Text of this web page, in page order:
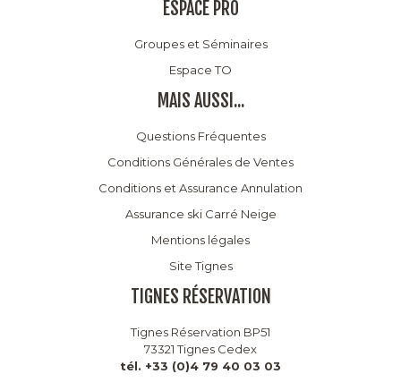
ESPACE PRO
Groupes et Séminaires
Espace TO
MAIS AUSSI...
Questions Fréquentes
Conditions Générales de Ventes
Conditions et Assurance Annulation
Assurance ski Carré Neige
Mentions légales
Site Tignes
TIGNES RÉSERVATION
Tignes Réservation BP51
73321 Tignes Cedex
tél. +33 (0)4 79 40 03 03